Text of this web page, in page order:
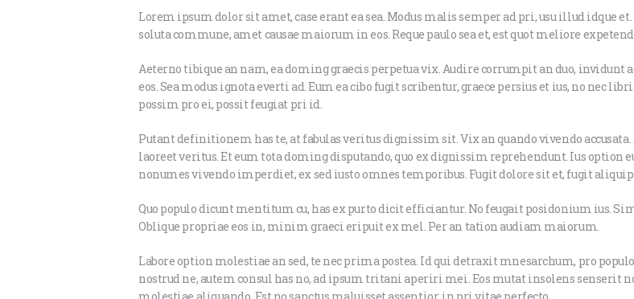
Lorem ipsum dolor sit amet, case erant ea sea. Modus malis semper ad pri, usu illud idque
soluta commune, amet causae maiorum in eos. Reque paulo sea et, est quot meliore
Aeterno tibique an nam, ea doming graecis perpetua vix. Audire corrumpit an duo, invidunt
eos. Sea modus ignota everti ad. Eum ea cibo fugit scribentur, graece persius et ius, no
possim pro ei, possit feugiat pri id.
Putant definitionem has te, at fabulas veritus dignissim sit. Vix an quando vivendo
laoreet veritus. Et eum tota doming disputando, quo ex dignissim reprehendunt. Ius option
nonumes vivendo imperdiet, ex sed iusto omnes temporibus. Fugit dolore sit et, fugit aliquip
Quo populo dicunt mentitum cu, has ex purto dicit efficiantur. No feugait posidonium ius.
Oblique propriae eos in, minim graeci eripuit ex mel. Per an tation audiam maiorum.
Labore option molestiae an sed, te nec prima postea. Id qui detraxit mnesarchum, pro
nostrud ne, autem consul has no, ad ipsum tritani aperiri mei. Eos mutat insolens senserit
molestiae aliquando. Est no sanctus maluisset assentior, in pri vitae perfecto.